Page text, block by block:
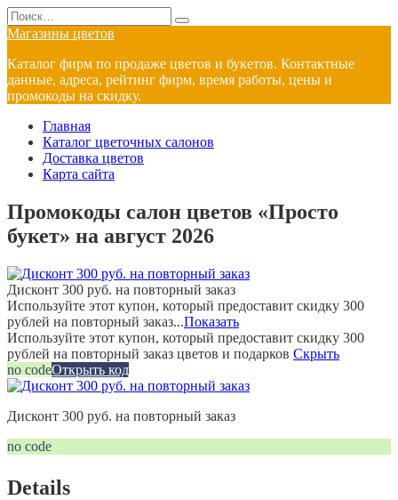
Перейти
к
содержанию
Search
for:
Магазины цветов
Каталог фирм по продаже цветов и букетов. Контактные
данные, адреса, рейтинг фирм, время работы, цены и
промокоды на скидку.
Главная
Каталог цветочных салонов
Доставка цветов
Карта сайта
Промокоды салон цветов «Просто
букет» на август 2026
Дисконт 300 руб. на повторный заказ
Используйте этот купон, который предоставит скидку 300
рублей на повторный заказ...Показать
Используйте этот купон, который предоставит скидку 300
рублей на повторный заказ цветов и подарков Скрыть
no codeОткрыть код
Дисконт 300 руб. на повторный заказ
no code
Details